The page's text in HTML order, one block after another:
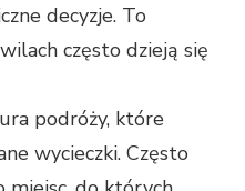
decyzje. To
często dzieją się
podróży, które
wycieczki. Często